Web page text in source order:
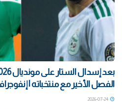
الفصل الأخير مع منتخباته |